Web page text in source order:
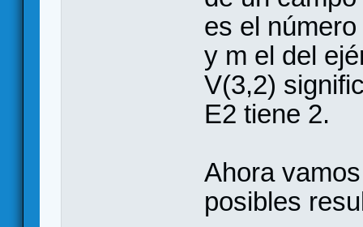
es el
y m el del
V(3,2)
E2 tiene 2.
Ahora
posibles